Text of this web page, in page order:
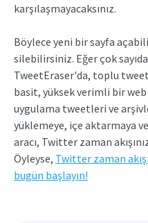
karşılaşmayacaksınız.
Böylece yeni bir sayfa
silebilirsiniz. Eğer çok
TweetEraser'da, toplu
basit, yüksek verimli bir
uygulama tweetleri ve
yüklemeye, içe aktarmaya
aracı, Twitter zaman
Öyleyse, Twitter zaman
bugün başlayın!